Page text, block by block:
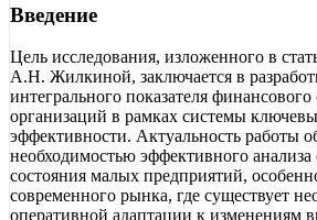
Введение
Цель исследования, изложенного в
А.Н. Жилкиной, заключается в
интегрального показателя
организаций в рамках системы
эффективности. Актуальность работы
необходимостью эффективного
состояния малых предприятий,
современного рынка, где существует
оперативной адаптации к изменениям